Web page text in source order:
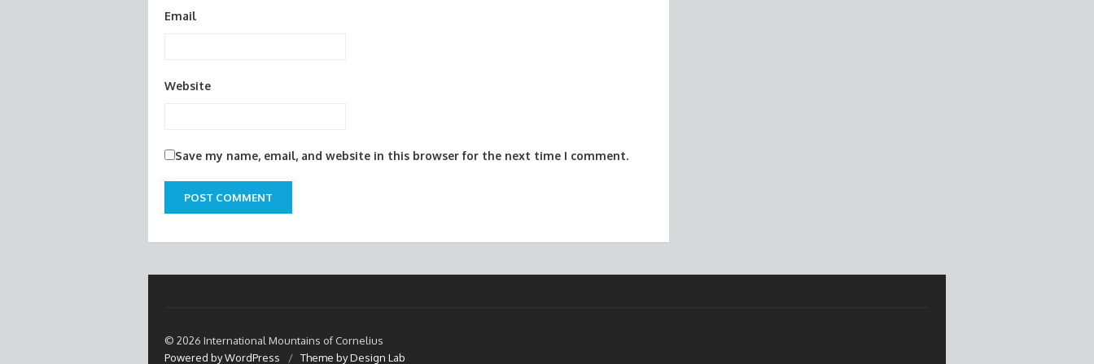
Email
Website
Save my name, email, and website in this browser for the next time I comment.
© 2026 International Mountains of Cornelius
Powered by WordPress
/ Theme by Design Lab